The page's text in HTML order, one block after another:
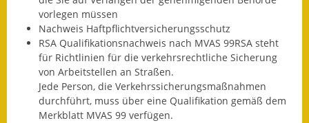
Baugebiete & Bauplätze
Bauwasser/Wasser/Abwasser
Bebauungspläne
Bodenrichtwerte
vorlegen müssen
Nachweis Haftpflichtversicherungsschutz
RSA Qualifikationsnachweis nach MVAS 99RSA steht
für Richtlinien für die verkehrsrechtliche Sicherung
von Arbeitstellen an Straßen.
Jede Person, die Verkehrssicherungsmaßnahmen
durchführt, muss über eine Qualifikation gemäß dem
Merkblatt MVAS 99 verfügen.